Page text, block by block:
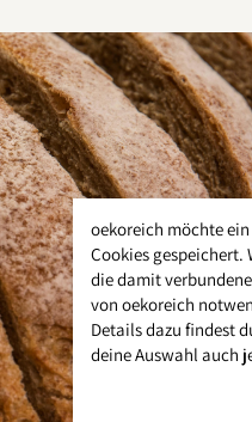
oekoreich möchte
Cookies gespeichert.
die damit
von oekoreich
Details dazu findest
deine Auswahl auch